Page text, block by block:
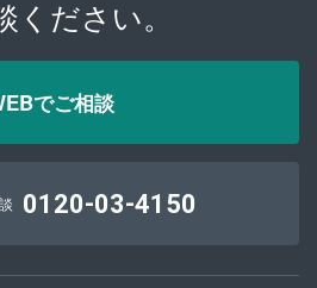
ください。
でご相談
0120-03-4150